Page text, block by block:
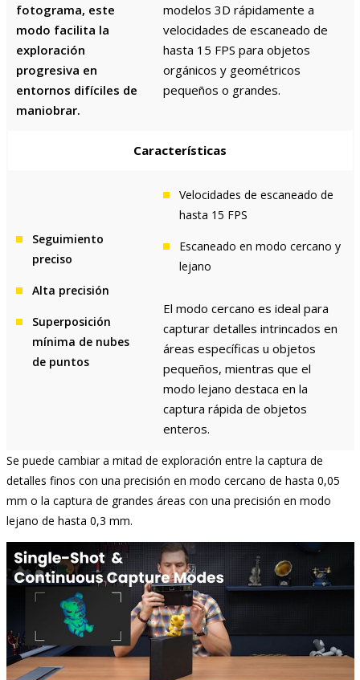
fotograma, este
modo facilita la
exploración
progresiva en
entornos difíciles de
maniobrar.
modelos 3D rápidamente a
velocidades de escaneado de
hasta 15 FPS para objetos
orgánicos y geométricos
pequeños o grandes.
Características
Seguimiento
preciso
Alta precisión
Superposición
mínima de nubes
de puntos
Velocidades de escaneado de
hasta 15 FPS
Escaneado en modo cercano y
lejano
El modo cercano es ideal para
capturar detalles intrincados en
áreas específicas u objetos
pequeños, mientras que el
modo lejano destaca en la
captura rápida de objetos
enteros.
Se puede cambiar a mitad de exploración entre la captura de
detalles finos con una precisión en modo cercano de hasta 0,05
mm o la captura de grandes áreas con una precisión en modo
lejano de hasta 0,3 mm.